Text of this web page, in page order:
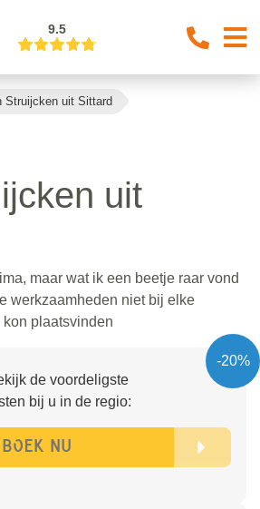
9.5
Struijcken uit Sittard
uit
maar wat ik een beetje raar vond
werkzaamheden niet bij elke
plaatsvinden
-20%
de voordeligste
bij u in de regio: